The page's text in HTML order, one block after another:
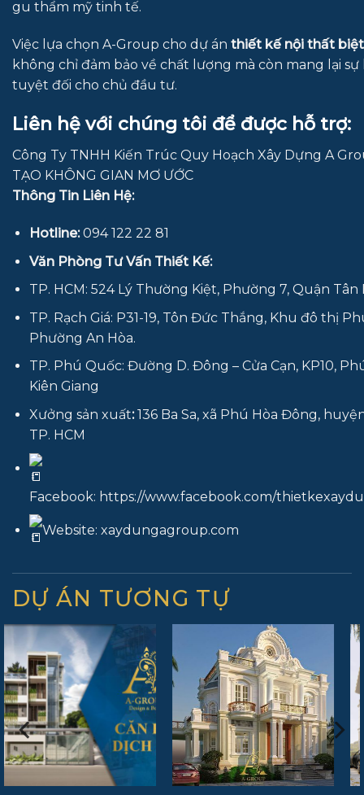
gu thẩm mỹ tinh tế.
Việc lựa chọn A-Group cho dự án thiết kế nội thất
không chỉ đảm bảo về chất lượng mà còn mang lại sự
tuyệt đối cho chủ đầu tư.
Liên hệ với chúng tôi để được hỗ trợ:
Công Ty TNHH Kiến Trúc Quy Hoạch Xây Dựng A
TẠO KHÔNG GIAN MƠ ƯỚC
Thông Tin Liên Hệ:
Hotline:094 122 22 81
Văn Phòng Tư Vấn Thiết Kế:
TP. HCM: 524 Lý Thường Kiệt, Phường 7, Quận Tân
TP. Rạch Giá: P31-19, Tôn Đức Thắng, Khu đô thị
Phường An Hòa.
TP. Phú Quốc: Đường D. Đông – Cửa Cạn, KP10,
Kiên Giang
Xưởng sản xuất:136 Ba Sa, xã Phú Hòa Đông,
TP. HCM
Facebook: https://www.facebook.com/
Website: xaydungagroup.com
DỰ ÁN TƯƠNG TỰ